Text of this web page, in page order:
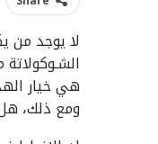
لا يوجد من
هي خيار
ومع ذلك،